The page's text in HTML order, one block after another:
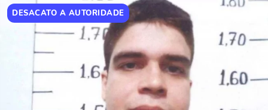
DESACATO A AUTORIDADE